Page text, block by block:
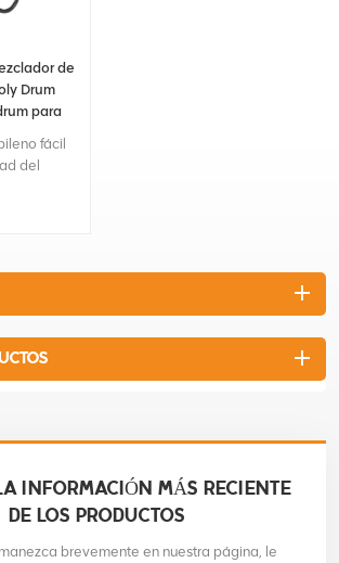
de
Drum
para
fácil
del
material
del
INFORMACIÓN MÁS RECIENTE
DE LOS PRODUCTOS
brevemente en nuestra página, le